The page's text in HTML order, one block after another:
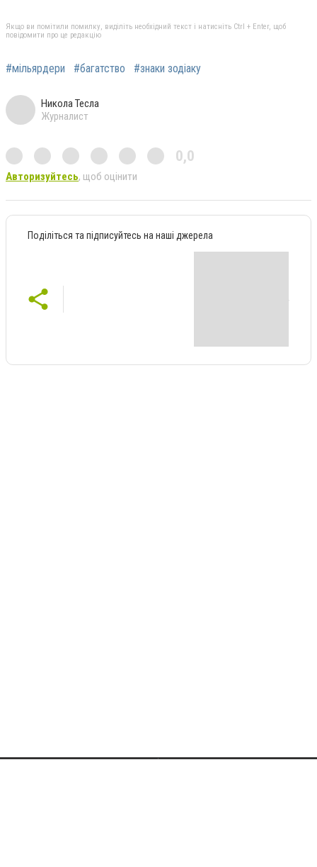
Якщо ви помітили помилку, виділіть необхідний текст і натисніть Ctrl + Enter, щоб
повідомити про це редакцію
#мільярдери #багатство #знаки зодіаку
Никола Тесла
Журналист
0,0
Авторизуйтесь, щоб оцінити
Поділіться та підписуйтесь на наші джерела